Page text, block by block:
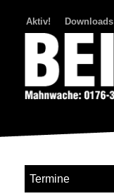
Aktiv! Downloads
Termine